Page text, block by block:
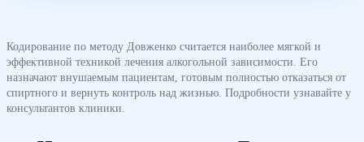
Кодирование по методу Довженко считается наиболее мягкой и
эффективной техникой лечения алкогольной зависимости. Его
назначают внушаемым пациентам, готовым полностью отказаться от
спиртного и вернуть контроль над жизнью. Подробности узнавайте у
консультантов клиники.